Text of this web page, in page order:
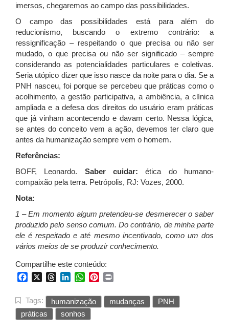
imersos, chegaremos ao campo das possibilidades.
O campo das possibilidades está para além do
reducionismo, buscando o extremo contrário: a
ressignificação – respeitando o que precisa ou não ser
mudado, o que precisa ou não ser significado – sempre
considerando as potencialidades particulares e coletivas.
Seria utópico dizer que isso nasce da noite para o dia. Se a
PNH nasceu, foi porque se percebeu que práticas como o
acolhimento, a gestão participativa, a ambiência, a clínica
ampliada e a defesa dos direitos do usuário eram práticas
que já vinham acontecendo e davam certo. Nessa lógica,
se antes do conceito vem a ação, devemos ter claro que
antes da humanização sempre vem o homem.
Referências:
BOFF, Leonardo. Saber cuidar:ética do humano-
compaixão pela terra. Petrópolis, RJ: Vozes, 2000.
Nota:
1 – Em momento algum pretendeu-se desmerecer o saber
produzido pelo senso comum. Do contrário, de minha parte
ele é respeitado e até mesmo incentivado, como um dos
vários meios de se produzir conhecimento.
Compartilhe este conteúdo:
FacebookThreadsLinkedInWhatsApp
Pinterest
Tags: humanização mudanças
PNH
práticas
sonhos